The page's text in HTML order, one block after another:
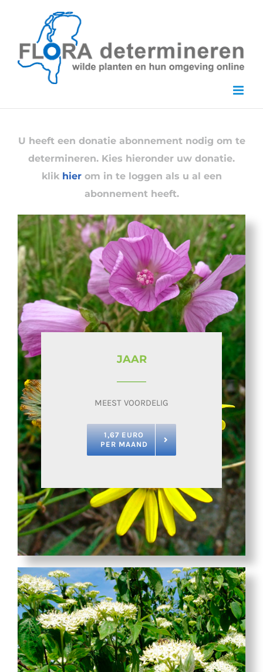
content
U heeft een donatie abonnement nodig om te
determineren. Kies hieronder uw donatie.
klik hierom in te loggen als u al een
abonnement heeft.
JAAR
MEEST VOORDELIG
1,67 EURO
PER MAAND